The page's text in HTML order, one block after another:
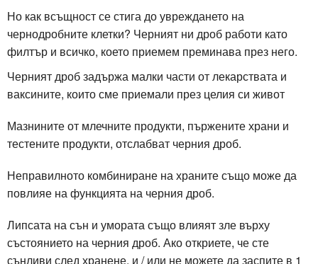
Но как всъщност се стига до увреждането на
чернодробните клетки? Черният ни дроб работи като
филтър и всичко, което приемем преминава през него.
Черният дроб задържа малки части от лекарствата и
ваксините, които сме приемали през целия си живот
Мазнините от млечните продукти, пържените храни и
тестените продукти, отслабват черния дроб.
Неправилното комбиниране на храните също може да
повлияе на функцията на черния дроб.
Липсата на сън и умората също влияят зле върху
състоянието на черния дроб. Ако откриете, че сте
сънливи след хранене, и / или не можете да заспите в 1